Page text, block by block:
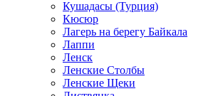
Кушадасы (Турция)
Кюсюр
Лагерь на берегу Байкала
Лаппи
Ленск
Ленские Столбы
Ленские Щеки